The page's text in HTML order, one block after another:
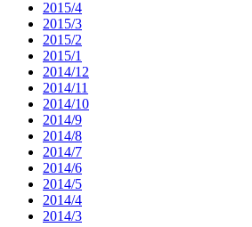
2015/4
2015/3
2015/2
2015/1
2014/12
2014/11
2014/10
2014/9
2014/8
2014/7
2014/6
2014/5
2014/4
2014/3